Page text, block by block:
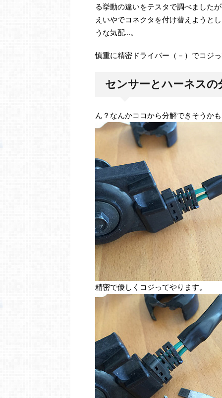
る挙動の違いをテスタで調べました
えいやでコネクタを付け替えようと
うな気配…。
慎重に精密ドライバー（－）でコジ
センサーとハーネスの
ん？なんかココから分解できそうか
精密で優しくコジってやります。